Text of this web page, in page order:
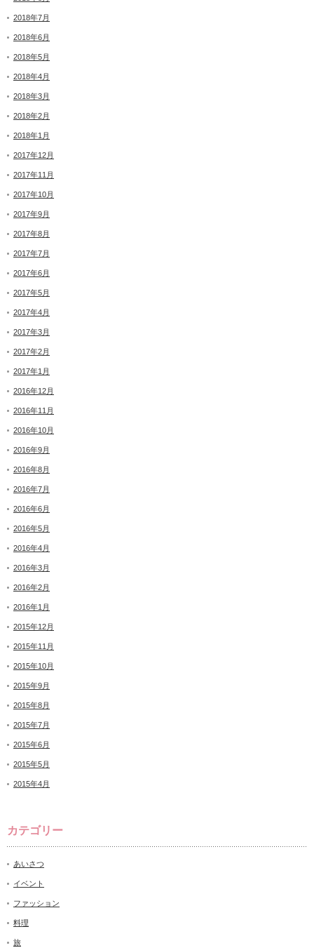
2018年7月
2018年6月
2018年5月
2018年4月
2018年3月
2018年2月
2018年1月
2017年12月
2017年11月
2017年10月
2017年9月
2017年8月
2017年7月
2017年6月
2017年5月
2017年4月
2017年3月
2017年2月
2017年1月
2016年12月
2016年11月
2016年10月
2016年9月
2016年8月
2016年7月
2016年6月
2016年5月
2016年4月
2016年3月
2016年2月
2016年1月
2015年12月
2015年11月
2015年10月
2015年9月
2015年8月
2015年7月
2015年6月
2015年5月
2015年4月
カテゴリー
あいさつ
イベント
ファッション
料理
旅